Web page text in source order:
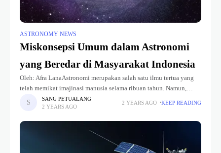
ASTRONOMY NEWS
Miskonsepsi Umum dalam Astronomi
yang Beredar di Masyarakat Indonesia
Oleh: Afra LanaAstronomi merupakan salah satu ilmu tertua yang
telah memikat imajinasi manusia selama ribuan tahun. Namun,
seiring dengan popularitasnya, banyak miskonsepsi yang
berkembang di masyarakat. Miskonsepsi merupakan suatu
pemahaman
SANG PETUALANG
2 YEARS AGO
2 YEARS AGO KEEP READING